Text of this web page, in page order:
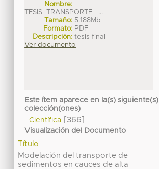
Nombre:
TESIS_TRANSPORTE_ ...
Tamaño: 5.188Mb
Formato: PDF
Descripción: tesis final
Ver documento
Este ítem aparece en la(s) siguiente(s)
colección(ones)
Científica[366]
Visualización del Documento
Título
Modelación del transporte de
sedimentos en cauces de alta